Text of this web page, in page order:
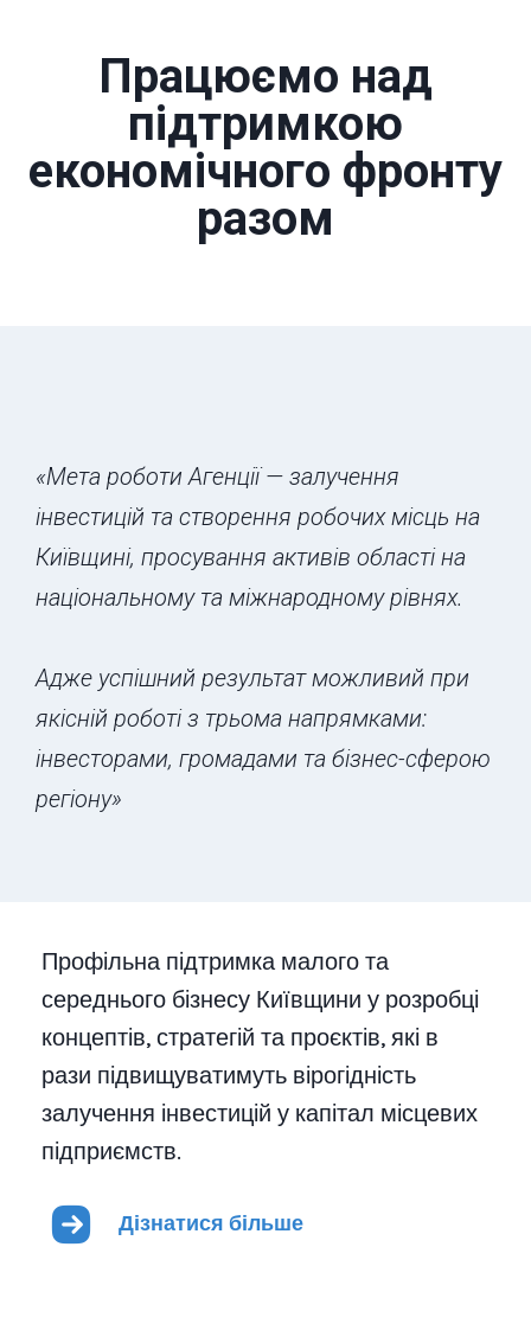
Працюємо над
підтримкою
економічного фронту
разом
«Мета роботи Агенції — залучення
інвестицій та створення робочих місць на
Київщині, просування активів області на
національному та міжнародному рівнях.
Адже успішний результат можливий при
якісній роботі з трьома напрямками:
інвесторами, громадами та бізнес-сферою
регіону»
Профільна підтримка малого та
середнього бізнесу Київщини у розробці
концептів, стратегій та проєктів, які в
рази підвищуватимуть вірогідність
залучення інвестицій у капітал місцевих
підприємств.
Дізнатися більше